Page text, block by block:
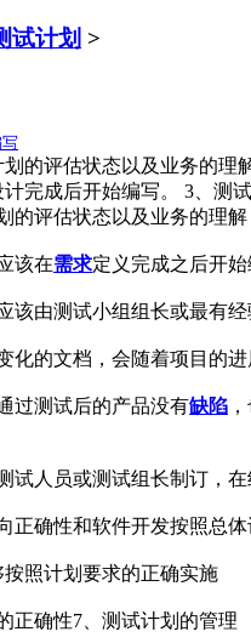
试计划 >
的评估状态以及业务的
完成后开始编写。 3、测
的评估状态以及业务的理解
该在需求定义完成之后开
该由测试小组组长或最有经
化的文档，会随着项目的
过测试后的产品没有缺陷
试人员或测试组长制订，
正确性和软件开发按照总
照计划要求的正确实施
正确性7、测试计划的管理